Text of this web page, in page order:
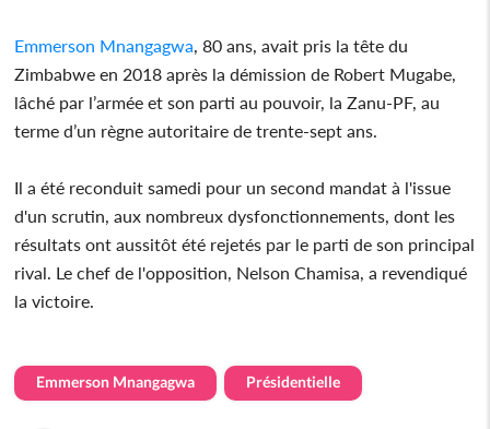
Emmerson Mnangagwa, 80 ans, avait pris la tête du
Zimbabwe en 2018 après la démission de Robert Mugabe,
lâché par l’armée et son parti au pouvoir, la Zanu-PF, au
terme d’un règne autoritaire de trente-sept ans.
Il a été reconduit samedi pour un second mandat à l'issue
d'un scrutin, aux nombreux dysfonctionnements, dont les
résultats ont aussitôt été rejetés par le parti de son principal
rival. Le chef de l'opposition, Nelson Chamisa, a revendiqué
la victoire.
Emmerson Mnangagwa Présidentielle